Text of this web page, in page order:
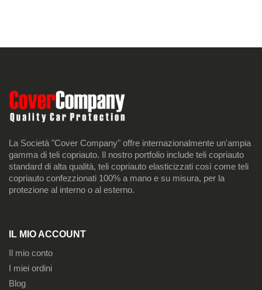
La Società "Cover Company" offre internazionalmente un'ampia
gamma di teli copriauto. Il nostro portfolio include teli copriauto
standard di alta qualità, teli copriauto elasticizzati così come teli
copriauto confezzionati 100% a mano e su misura, per la
protezione al interno o al esterno.
IL MIO ACCOUNT
Il mio conto
I miei ordini
Blog